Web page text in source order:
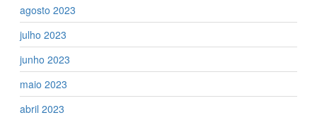
agosto 2023
julho 2023
junho 2023
maio 2023
abril 2023